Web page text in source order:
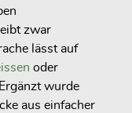
zwar
lässt auf
oder
wurde
aus einfacher